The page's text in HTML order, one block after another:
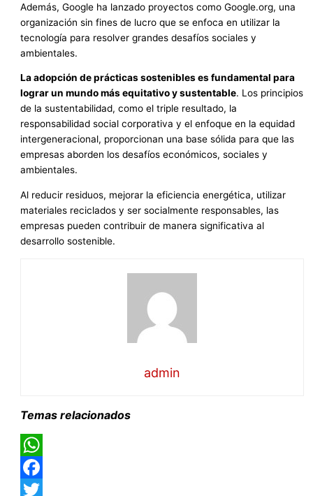
Además, Google ha lanzado proyectos como Google.org, una
organización sin fines de lucro que se enfoca en utilizar la
tecnología para resolver grandes desafíos sociales y
ambientales.
La adopción de prácticas sostenibles es fundamental para
lograr un mundo más equitativo y sustentable. Los principios
de la sustentabilidad, como el triple resultado, la
responsabilidad social corporativa y el enfoque en la equidad
intergeneracional, proporcionan una base sólida para que las
empresas aborden los desafíos económicos, sociales y
ambientales.
Al reducir residuos, mejorar la eficiencia energética, utilizar
materiales reciclados y ser socialmente responsables, las
empresas pueden contribuir de manera significativa al
desarrollo sostenible.
admin
Temas relacionados
WhatsApp
Facebook